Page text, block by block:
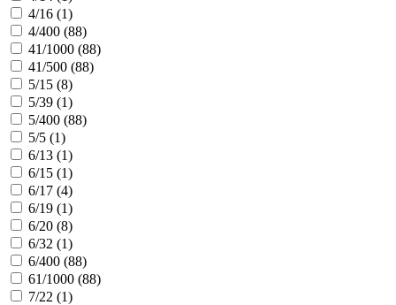
4/16 (1)
4/400 (88)
41/1000 (88)
41/500 (88)
5/15 (8)
5/39 (1)
5/400 (88)
5/5 (1)
6/13 (1)
6/15 (1)
6/17 (4)
6/19 (1)
6/20 (8)
6/32 (1)
6/400 (88)
61/1000 (88)
7/22 (1)